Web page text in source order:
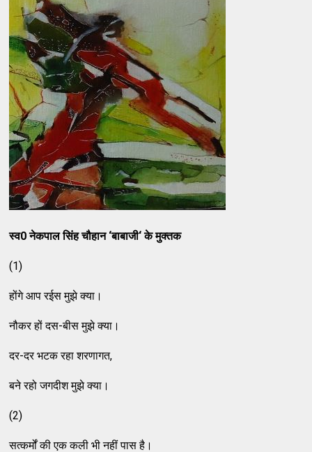
स्व0 नेकपाल सिंह चौहान ‘बाबाजी‘ के मुक्तक
(1)
होंगे आप रईस मुझे क्या।
नौकर हों दस-बीस मुझे क्या।
दर-दर भटक रहा शरणागत,
बने रहो जगदीश मुझे क्या।
(2)
सत्कर्मों की एक कली भी नहीं पास है।